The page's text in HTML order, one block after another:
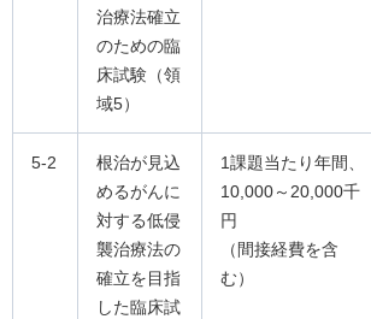
治療法確立
のための臨
床試験（領
域5）
5-2
根治が見込
めるがんに
対する低侵
襲治療法の
確立を目指
した臨床試
1課題当たり年間、
10,000～20,000千
円
（間接経費を含
む）